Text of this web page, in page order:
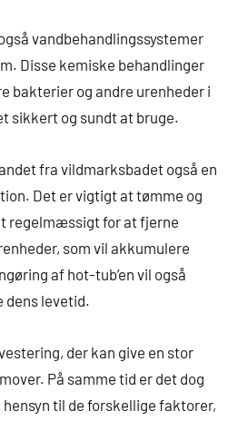
vandbehandlingssystemer
Disse kemiske behandlinger
bakterier og andre urenheder i
sikkert og sundt at bruge.
fra vildmarksbadet også en
Det er vigtigt at tømme og
regelmæssigt for at fjerne
som vil akkumulere
af hot-tub’en vil også
levetid.
der kan give en stor
På samme tid er det dog
til de forskellige faktorer,